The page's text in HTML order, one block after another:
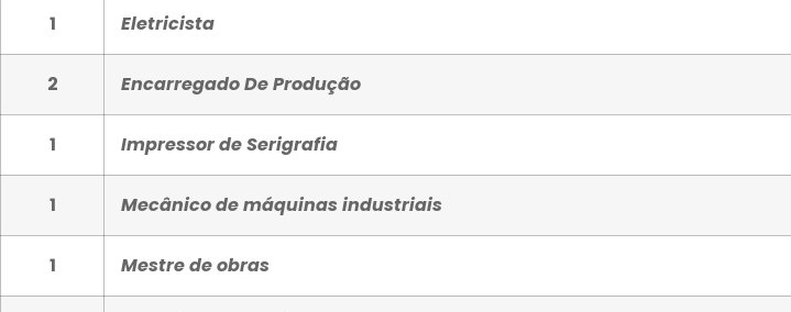
1 Eletricista
2 Encarregado De Produção
1 Impressor de Serigrafia
1 Mecânico de máquinas industriais
1 Mestre de obras